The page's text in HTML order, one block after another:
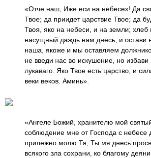
«Отче наш, Иже еси на небесех! Да
Твое; да приидет царствие Твое; да
Твоя, яко на небеси, и на земли;
насущный даждь нам днесь; и остави
наша, якоже и мы оставляем
не введи нас во искушение, но избави
лукаваго. Яко Твое есть царство, и
веки веков. Аминь».
«Ангеле Божий, хранителю мой
соблюдение мне от Господа с небесе
прилежно молю Тя, Ты мя днесь
всякого зла сохрани, ко благому